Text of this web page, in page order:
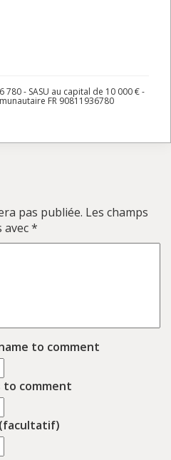
780 - SASU au capital de 10 000 € -
FR 90811936780
pas publiée. Les champs
*
to comment
to comment
(facultatif)